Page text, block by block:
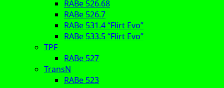
RABe 526.68
RABe 526.7
RABe 531.4 “Flirt Evo”
RABe 533.5 “Flirt Evo”
TPF
RABe 527
TransN
RABe 523